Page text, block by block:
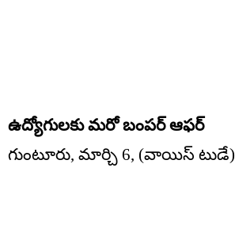
ఉద్యోగులకు మరో బంపర్ ఆఫర్
గుంటూరు, మార్చి 6, (వాయిస్ టుడే)